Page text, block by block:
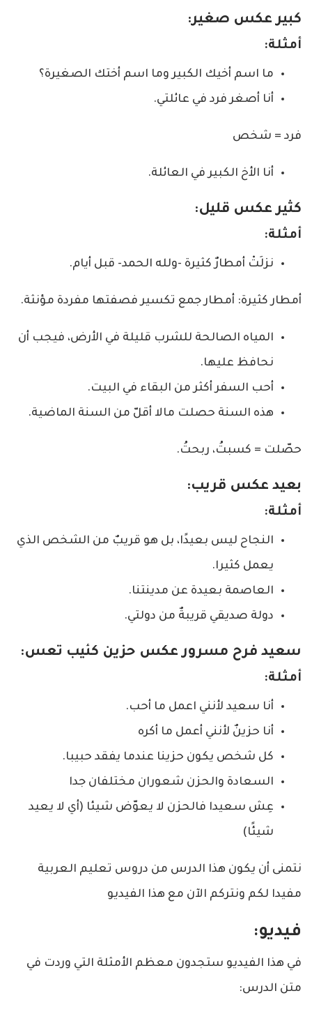
كبير عكس صغير:
أمثلة:
ما اسم أخيك الكبير وما اسم أختك الصغيرة؟
أنا أصغر فرد في عائلتي.
فرد = شخص
أنا الأخ الكبير في العائلة.
كثير عكس قليل:
أمثلة:
نزلَتْ أمطارٌ كثيرة -ولله الحمد- قبل أيام.
أمطار كثيرة: أمطار جمع تكسير فصفتها مفردة مؤنثة.
المياه الصالحة للشرب قليلة في الأرض، فيجب أن
نحافظ عليها.
أحب السفر أكثر من البقاء في البيت.
هذه السنة حصلت مالا أقلّ من السنة الماضية.
حصّلت = كسبتُ، ربحتُ.
بعيد عكس قريب:
أمثلة:
النجاح ليس بعيدًا، بل هو قريبٌ من الشخص الذي
يعمل كثيرا.
العاصمة بعيدة عن مدينتنا.
دولة صديقي قريبةٌ من دولتي.
سعيد فرح مسرور عكس حزين كئيب تعس:
أمثلة:
أنا سعيد لأنني اعمل ما أحب.
أنا حزينٌ لأنني أعمل ما أكره
كل شخص يكون حزينا عندما يفقد حبيبا.
السعادة والحزن شعوران مختلفان جدا
عِش سعيدا فالحزن لا يعوّض شيئا (أي لا يعيد
شيئًا)
نتمنى أن يكون هذا الدرس من دروس تعليم العربية
مفيدا لكم ونتركم الآن مع هذا الفيديو
فيديو:
في هذا الفيديو ستجدون معظم الأمثلة التي وردت في
متن الدرس: